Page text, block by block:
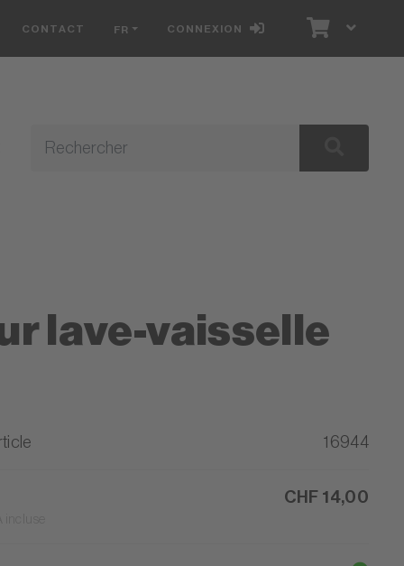
CONTACT FR CONNEXION
lave-vaisselle
16944
CHF 14,00